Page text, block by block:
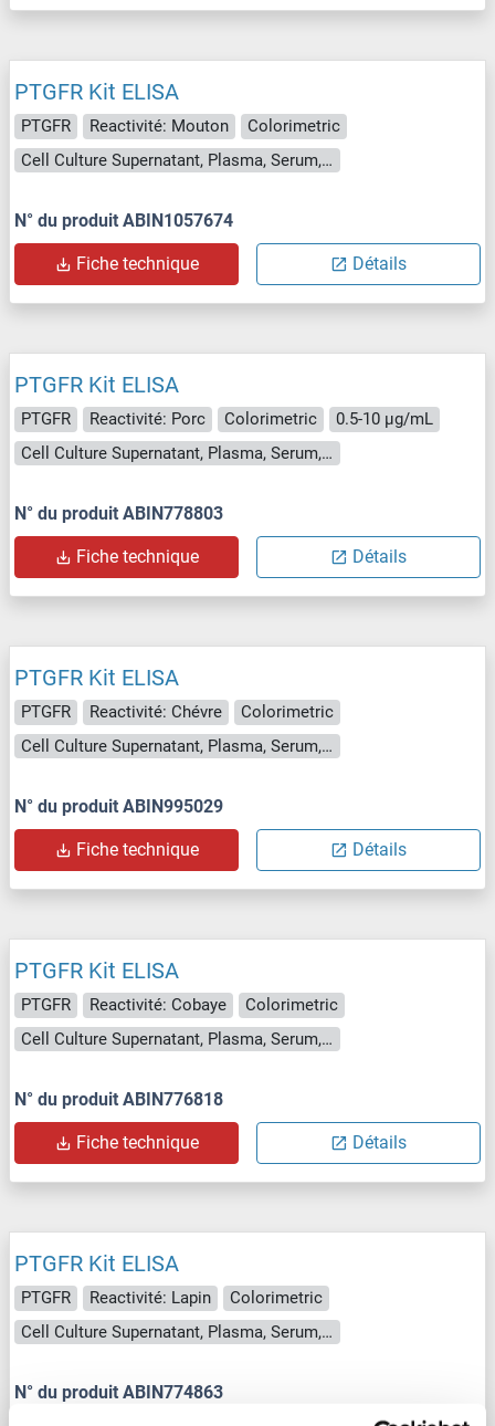
PTGFR Kit ELISA
PTGFR Reactivité: Mouton
Colorimetric
Cell Culture Supernatant, Plasma, Serum, Tissue Homogenate
N° du produit ABIN1057674
Fiche technique Détails
PTGFR Kit ELISA
PTGFR Reactivité: Porc Colorimetric
0.5-10 μg/mL
Cell Culture Supernatant, Plasma, Serum, Tissue Homogenate
N° du produit ABIN778803
Fiche technique Détails
PTGFR Kit ELISA
PTGFR Reactivité: Chévre
Colorimetric
Cell Culture Supernatant, Plasma, Serum, Tissue Homogenate
N° du produit ABIN995029
Fiche technique Détails
PTGFR Kit ELISA
PTGFR Reactivité: Cobaye
Colorimetric
Cell Culture Supernatant, Plasma, Serum, Tissue Homogenate
N° du produit ABIN776818
Fiche technique Détails
PTGFR Kit ELISA
PTGFR Reactivité: Lapin
Colorimetric
Cell Culture Supernatant, Plasma, Serum, Tissue Homogenate
N° du produit ABIN774863